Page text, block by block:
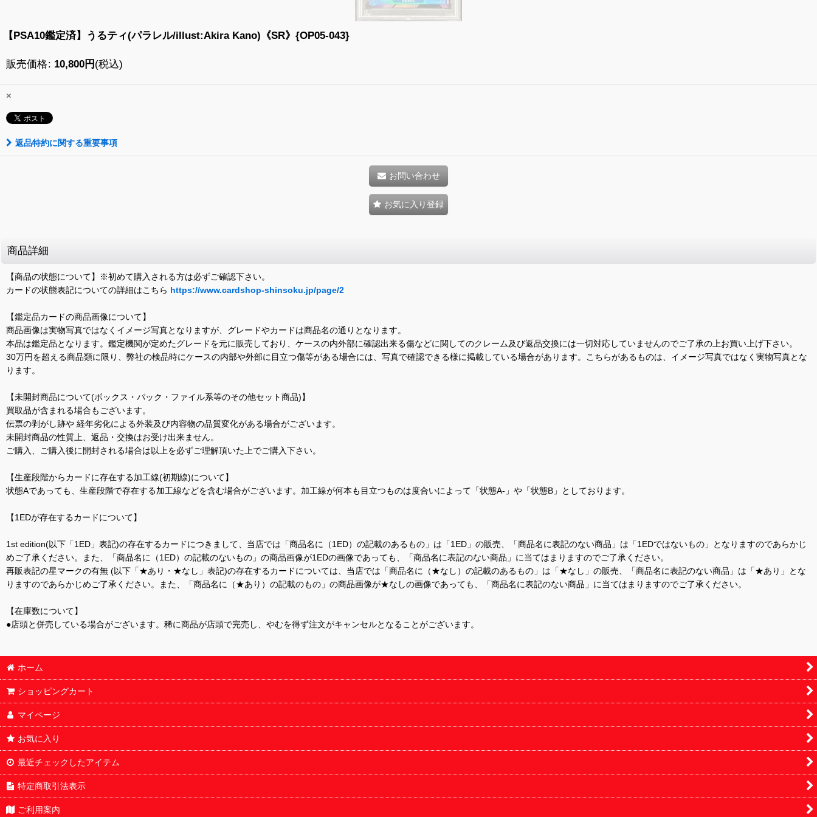
【PSA10鑑定済】うるティ(パラレル/illust:Akira Kano)《SR》{OP05-043}
販売価格: 10,800円 (税込)
×
返品特約に関する重要事項
お問い合わせ
お気に入り登録
商品詳細
【商品の状態について】※初めて購入される方は必ずご確認下さい。
カードの状態表記についての詳細はこちら https://www.cardshop-shinsoku.jp/page/2
【鑑定品カードの商品画像について】
商品画像は実物写真ではなくイメージ写真となりますが、グレードやカードは商品名の通りとなります。
本品は鑑定品となります。鑑定機関が定めたグレードを元に販売しており、ケースの内外部に確認出来る傷などに関してのクレーム及び返品交換には一切対応していませんのでご了承の上お買い上げ下さい。
30万円を超える商品類に限り、弊社の検品時にケースの内部や外部に目立つ傷等がある場合には、写真で確認できる様に掲載している場合があります。こちらがあるものは、イメージ写真ではなく実物写真とな
ります。
【未開封商品について(ボックス・パック・ファイル系等のその他セット商品)】
買取品が含まれる場合もございます。
伝票の剥がし跡や 経年劣化による外装及び内容物の品質変化がある場合がございます。
未開封商品の性質上、返品・交換はお受け出来ません。
ご購入、ご購入後に開封される場合は以上を必ずご理解頂いた上でご購入下さい。
【生産段階からカードに存在する加工線(初期線)について】
状態Aであっても、生産段階で存在する加工線などを含む場合がございます。加工線が何本も目立つものは度合いによって「状態A-」や「状態B」としております。
【1EDが存在するカードについて】
1st edition(以下「1ED」表記)の存在するカードにつきまして、当店では「商品名に（1ED）の記載のあるもの」は「1ED」の販売、「商品名に表記のない商品」は「1EDではないもの」となりますのであらかじ
めご了承ください。また、「商品名に（1ED）の記載のないもの」の商品画像が1EDの画像であっても、「商品名に表記のない商品」に当てはまりますのでご了承ください。
再販表記の星マークの有無 (以下「★あり・★なし」表記)の存在するカードについては、当店では「商品名に（★なし）の記載のあるもの」は「★なし」の販売、「商品名に表記のない商品」は「★あり」とな
りますのであらかじめご了承ください。また、「商品名に（★あり）の記載のもの」の商品画像が★なしの画像であっても、「商品名に表記のない商品」に当てはまりますのでご了承ください。
【在庫数について】
●店頭と併売している場合がございます。稀に商品が店頭で完売し、やむを得ず注文がキャンセルとなることがございます。
ホーム
ショッピングカート
マイページ
お気に入り
最近チェックしたアイテム
特定商取引法表示
ご利用案内